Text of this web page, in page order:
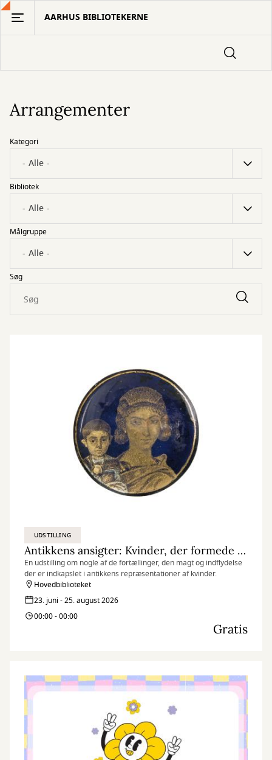
Gå
hovedindhold
AARHUS BIBLIOTEKERNE
Arrangementer
Kategori
Bibliotek
Målgruppe
Søg
UDSTILLING
Antikkens ansigter: Kvinder, der formede deres verden
En udstilling om nogle af de fortællinger, den magt og indflydelse
der er indkapslet i antikkens repræsentationer af kvinder.
Hovedbiblioteket
23. juni - 25. august 2026
00:00 - 00:00
Gratis